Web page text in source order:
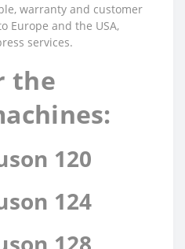
warranty and customer
Europe and the USA,
services.
the
120
124